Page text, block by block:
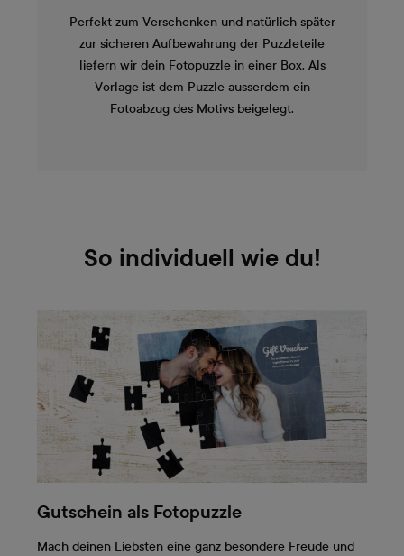
Perfekt zum Verschenken und natürlich später
zur sicheren Aufbewahrung der Puzzleteile
liefern wir dein Fotopuzzle in einer Box. Als
Vorlage ist dem Puzzle ausserdem ein
Fotoabzug des Motivs beigelegt.
So individuell wie du!
Gutschein als Fotopuzzle
Mach deinen Liebsten eine ganz besondere Freude und